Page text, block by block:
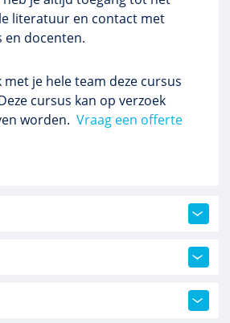
literatuur en contact met
en docenten.
met je hele team deze cursus
cursus kan op verzoek
worden. Vraag een offerte